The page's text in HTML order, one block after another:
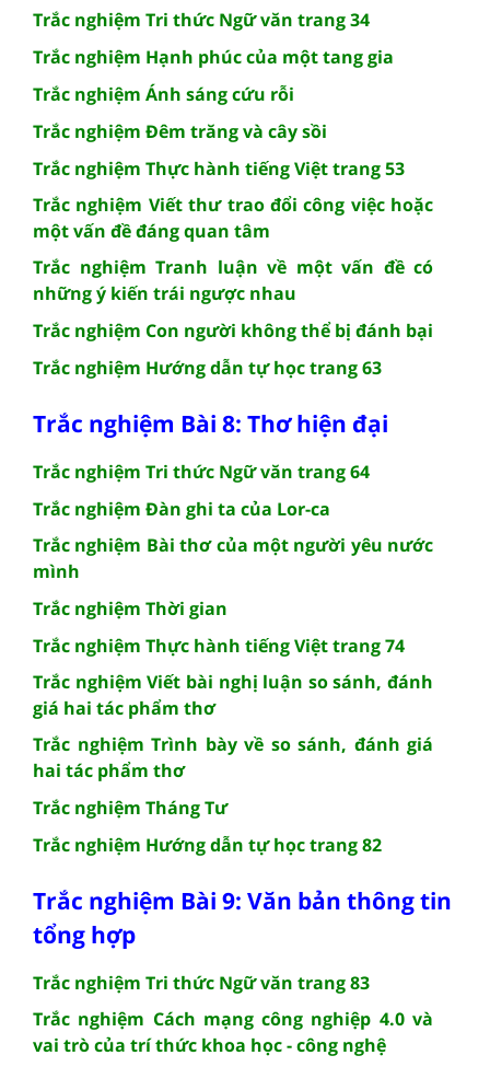
Trắc nghiệm Tri thức Ngữ văn trang 34
Trắc nghiệm Hạnh phúc của một tang gia
Trắc nghiệm Ánh sáng cứu rỗi
Trắc nghiệm Đêm trăng và cây sồi
Trắc nghiệm Thực hành tiếng Việt trang 53
Trắc nghiệm Viết thư trao đổi công việc hoặc
một vấn đề đáng quan tâm
Trắc nghiệm Tranh luận về một vấn đề có
những ý kiến trái ngược nhau
Trắc nghiệm Con người không thể bị đánh bại
Trắc nghiệm Hướng dẫn tự học trang 63
Trắc nghiệm Bài 8: Thơ hiện đại
Trắc nghiệm Tri thức Ngữ văn trang 64
Trắc nghiệm Đàn ghi ta của Lor-ca
Trắc nghiệm Bài thơ của một người yêu nước
mình
Trắc nghiệm Thời gian
Trắc nghiệm Thực hành tiếng Việt trang 74
Trắc nghiệm Viết bài nghị luận so sánh, đánh
giá hai tác phẩm thơ
Trắc nghiệm Trình bày về so sánh, đánh giá
hai tác phẩm thơ
Trắc nghiệm Tháng Tư
Trắc nghiệm Hướng dẫn tự học trang 82
Trắc nghiệm Bài 9: Văn bản thông tin
tổng hợp
Trắc nghiệm Tri thức Ngữ văn trang 83
Trắc nghiệm Cách mạng công nghiệp 4.0 và
vai trò của trí thức khoa học - công nghệ